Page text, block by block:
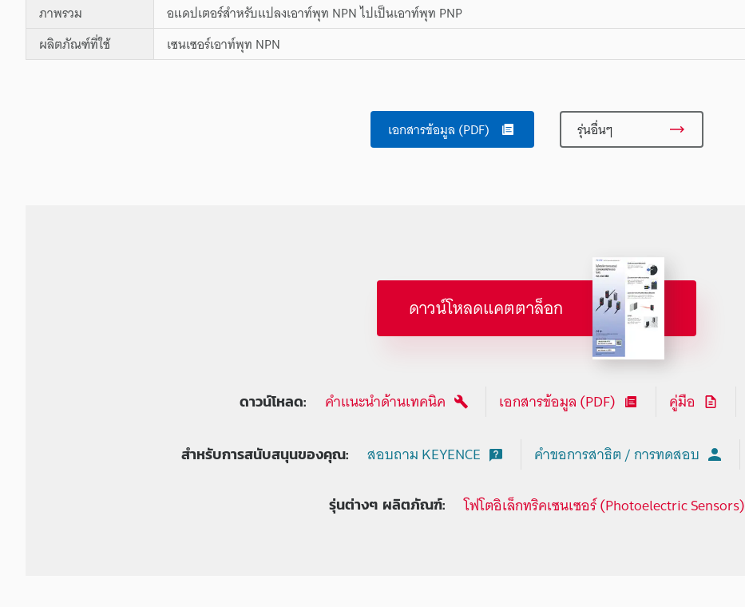
ภาพรวม
อแดปเตอร์สำหรับแปลงเอาท์พุท NPN ไปเป็นเอาท์พุท PNP
ผลิตภัณฑ์ที่ใช้
เซนเซอร์เอาท์พุท NPN
เอกสารข้อมูล (PDF) รุ่นอื่นๆ
ดาวน์โหลดแคตตาล็อก
ดาวน์โหลด: คำแนะนำด้านเทคนิค เอกสารข้อมูล (PDF) คู่มือ
สำหรับการสนับสนุนของคุณ: สอบถาม KEYENCE คำขอการสาธิต / การทดสอบ
รุ่นต่างๆ ผลิตภัณฑ์: โฟโตอิเล็กทริคเซนเซอร์ (Photoelectric Sensors)